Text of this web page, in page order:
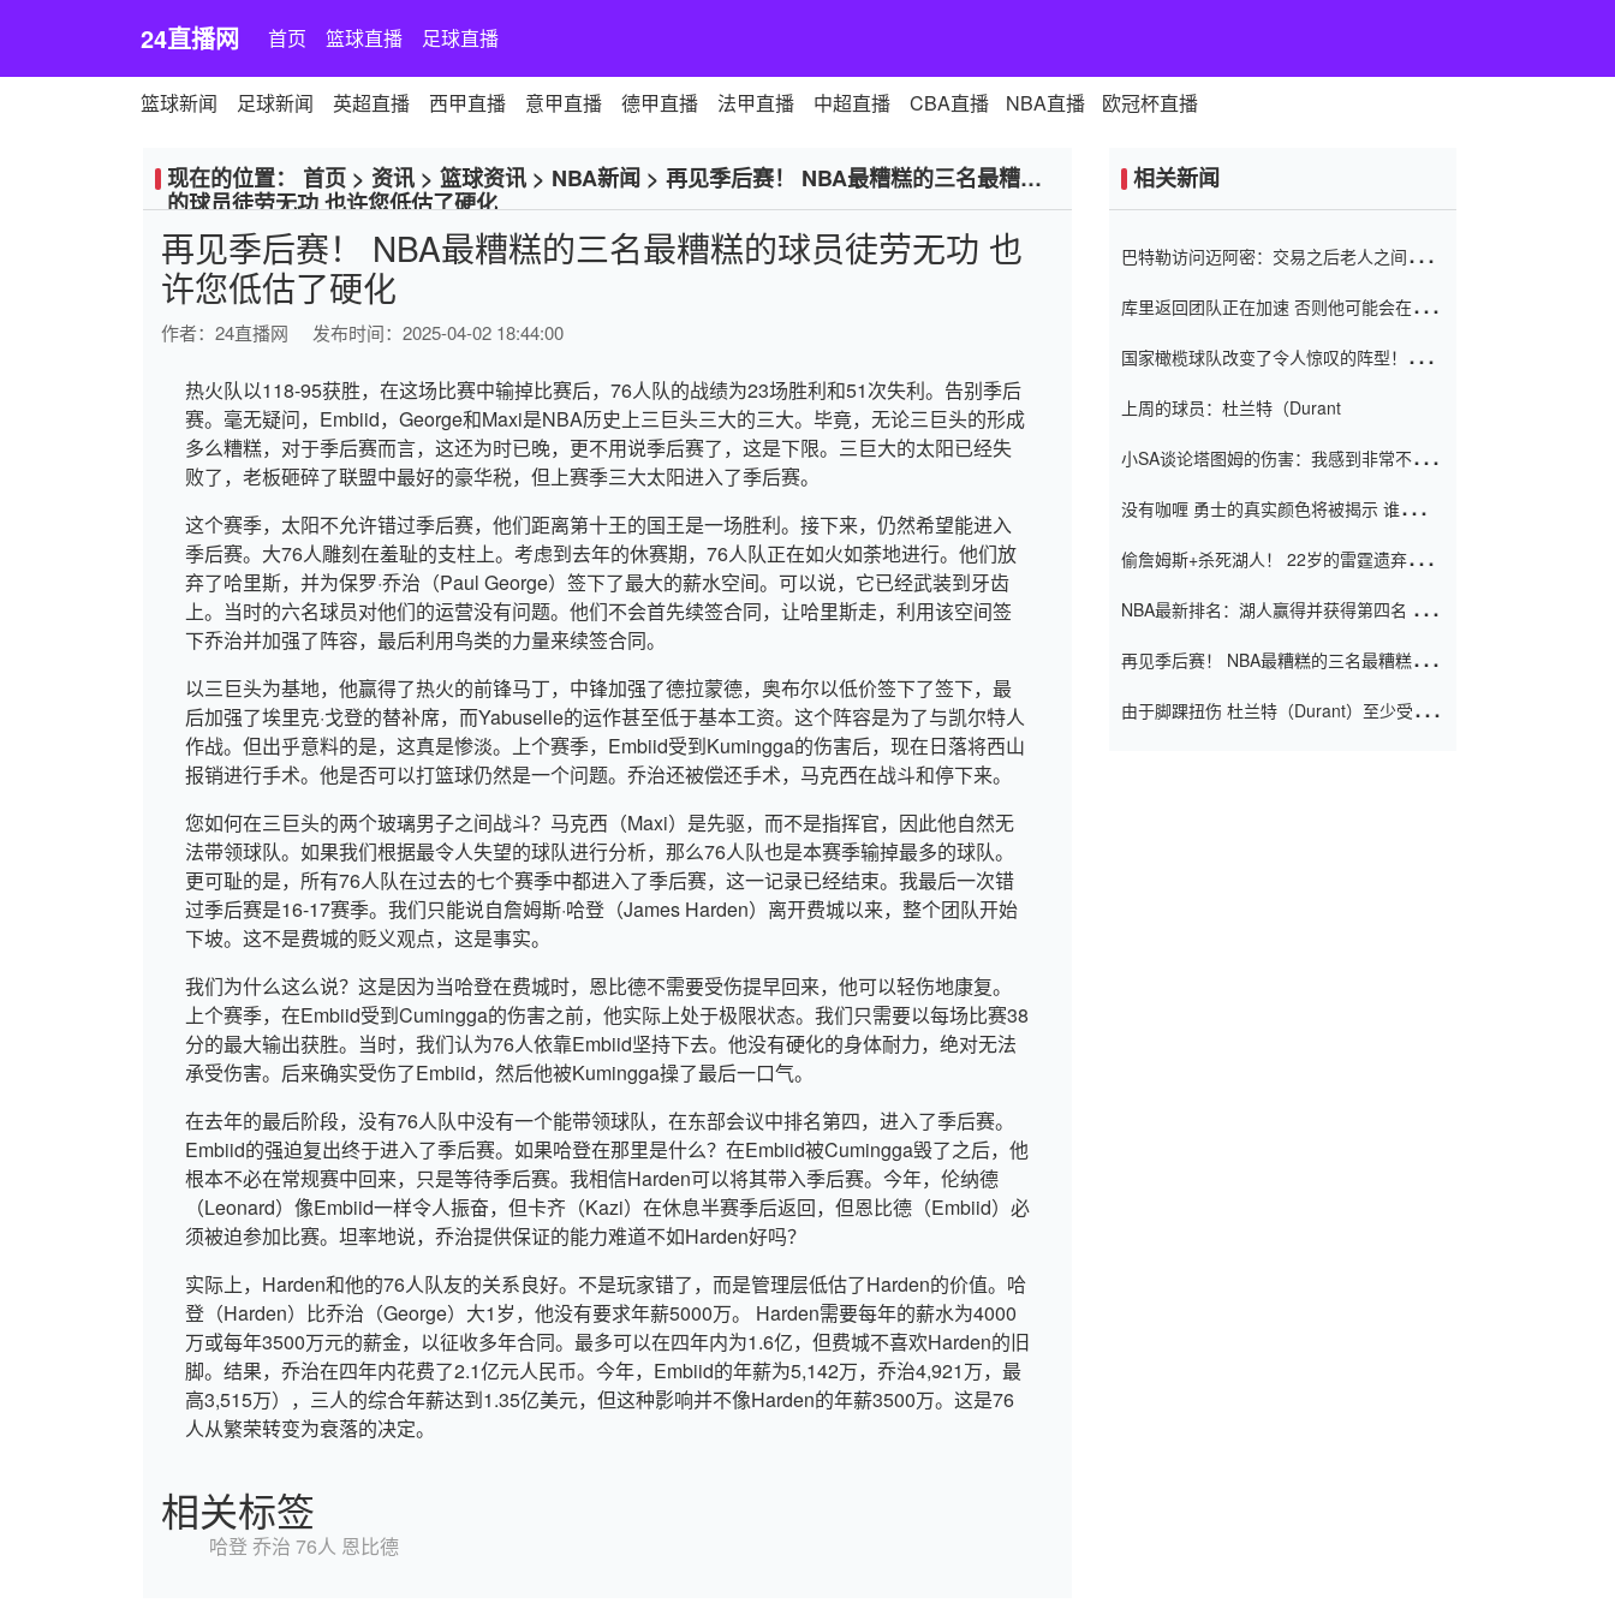
24直播网 首页 篮球直播 足球直播
篮球新闻 足球新闻 英超直播 西甲直播 意甲直播 德甲直播 法甲直播 中超直播 CBA直播 NBA直播 欧冠杯直播
现在的位置： 首页 > 资讯 > 篮球资讯 > NBA新闻 > 再见季后赛！ NBA最糟糕的三名最糟糕
的球员徒劳无功 也许您低估了硬化
再见季后赛！ NBA最糟糕的三名最糟糕的球员徒劳无功 也
许您低估了硬化
作者： 24直播网 发布时间：2025-04-02 18:44:00
热火队以118-95获胜，在这场比赛中输掉比赛后，76人队的战绩为23场胜利和51次失利。告别季后
赛。毫无疑问，Embiid，George和Maxi是NBA历史上三巨头三大的三大。毕竟，无论三巨头的形成
多么糟糕，对于季后赛而言，这还为时已晚，更不用说季后赛了，这是下限。三巨大的太阳已经失
败了，老板砸碎了联盟中最好的豪华税，但上赛季三大太阳进入了季后赛。
这个赛季，太阳不允许错过季后赛，他们距离第十王的国王是一场胜利。接下来，仍然希望能进入
季后赛。大76人雕刻在羞耻的支柱上。考虑到去年的休赛期，76人队正在如火如荼地进行。他们放
弃了哈里斯，并为保罗·乔治（Paul George）签下了最大的薪水空间。可以说，它已经武装到牙齿
上。当时的六名球员对他们的运营没有问题。他们不会首先续签合同，让哈里斯走，利用该空间签
下乔治并加强了阵容，最后利用鸟类的力量来续签合同。
以三巨头为基地，他赢得了热火的前锋马丁，中锋加强了德拉蒙德，奥布尔以低价签下了签下，最
后加强了埃里克·戈登的替补席，而Yabuselle的运作甚至低于基本工资。这个阵容是为了与凯尔特人
作战。但出乎意料的是，这真是惨淡。上个赛季，Embiid受到Kumingga的伤害后，现在日落将西山
报销进行手术。他是否可以打篮球仍然是一个问题。乔治还被偿还手术，马克西在战斗和停下来。
您如何在三巨头的两个玻璃男子之间战斗？马克西（Maxi）是先驱，而不是指挥官，因此他自然无
法带领球队。如果我们根据最令人失望的球队进行分析，那么76人队也是本赛季输掉最多的球队。
更可耻的是，所有76人队在过去的七个赛季中都进入了季后赛，这一记录已经结束。我最后一次错
过季后赛是16-17赛季。我们只能说自詹姆斯·哈登（James Harden）离开费城以来，整个团队开始
下坡。这不是费城的贬义观点，这是事实。
我们为什么这么说？这是因为当哈登在费城时，恩比德不需要受伤提早回来，他可以轻伤地康复。
上个赛季，在Embiid受到Cumingga的伤害之前，他实际上处于极限状态。我们只需要以每场比赛38
分的最大输出获胜。当时，我们认为76人依靠Embiid坚持下去。他没有硬化的身体耐力，绝对无法
承受伤害。后来确实受伤了Embiid，然后他被Kumingga操了最后一口气。
在去年的最后阶段，没有76人队中没有一个能带领球队，在东部会议中排名第四，进入了季后赛。
Embiid的强迫复出终于进入了季后赛。如果哈登在那里是什么？在Embiid被Cumingga毁了之后，他
根本不必在常规赛中回来，只是等待季后赛。我相信Harden可以将其带入季后赛。今年，伦纳德
（Leonard）像Embiid一样令人振奋，但卡齐（Kazi）在休息半赛季后返回，但恩比德（Embiid）必
须被迫参加比赛。坦率地说，乔治提供保证的能力难道不如Harden好吗？
实际上，Harden和他的76人队友的关系良好。不是玩家错了，而是管理层低估了Harden的价值。哈
登（Harden）比乔治（George）大1岁，他没有要求年薪5000万。 Harden需要每年的薪水为4000
万或每年3500万元的薪金，以征收多年合同。最多可以在四年内为1.6亿，但费城不喜欢Harden的旧
脚。结果，乔治在四年内花费了2.1亿元人民币。今年，Embiid的年薪为5,142万，乔治4,921万，最
高3,515万），三人的综合年薪达到1.35亿美元，但这种影响并不像Harden的年薪3500万。这是76
人从繁荣转变为衰落的决定。
相关标签
哈登 乔治 76人 恩比德
相关新闻
巴特勒访问迈阿密：交易之后老人之间的第
库里返回团队正在加速 否则他可能会在下
起了人们的关注
国家橄榄球队改变了令人惊叹的阵型！伊万
上周的球员：杜兰特（Durant
小SA谈论塔图姆的伤害：我感到非常不舒
没有咖喱 勇士的真实颜色将被揭示 谁注意
偷詹姆斯+杀死湖人！ 22岁的雷霆遗弃儿子
亿元人民币的合同
NBA最新排名：湖人赢得并获得第四名 小
再见季后赛！ NBA最糟糕的三名最糟糕的
由于脚踝扭伤 杜兰特（Durant）至少受伤